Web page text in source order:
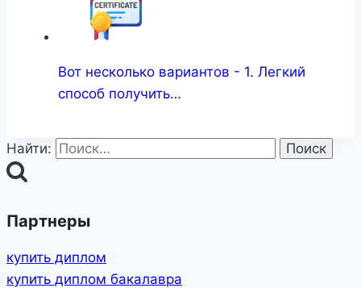
Вот несколько вариантов - 1. Легкий
способ получить…
Найти:
Партнеры
купить диплом
купить диплом бакалавра